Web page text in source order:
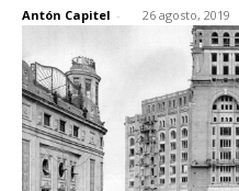
Antón Capitel - 26 agosto, 2019